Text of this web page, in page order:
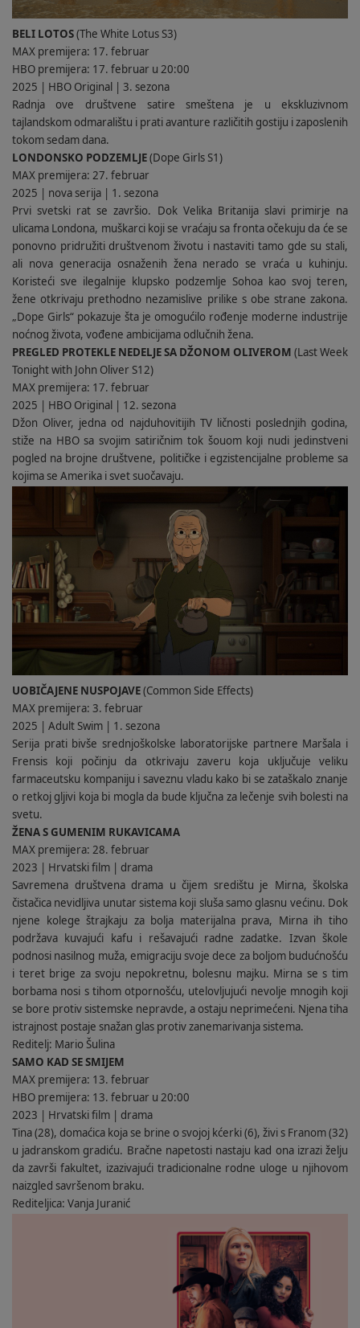
BELI LOTOS(The White Lotus S3)
MAX premijera: 17. februar
HBO premijera: 17. februar u 20:00
2025 | HBO Original | 3. sezona
Radnja ove društvene satire smeštena je u ekskluzivnom
tajlandskom odmaralištu i prati avanture različitih gostiju i zaposlenih
tokom sedam dana.
LONDONSKO PODZEMLJE(Dope Girls S1)
MAX premijera: 27. februar
2025 | nova serija | 1. sezona
Prvi svetski rat se završio. Dok Velika Britanija slavi primirje na
ulicama Londona, muškarci koji se vraćaju sa fronta očekuju da će se
ponovno pridružiti društvenom životu i nastaviti tamo gde su stali,
ali nova generacija osnaženih žena nerado se vraća u kuhinju.
Koristeći sve ilegalnije klupsko podzemlje Sohoa kao svoj teren,
žene otkrivaju prethodno nezamislive prilike s obe strane zakona.
„Dope Girls“ pokazuje šta je omogućilo rođenje moderne industrije
noćnog života, vođene ambicijama odlučnih žena.
PREGLED PROTEKLE NEDELJE SA DŽONOM OLIVEROM (Last Week
Tonight with John Oliver S12)
MAX premijera: 17. februar
2025 | HBO Original | 12. sezona
Džon Oliver, jedna od najduhovitijih TV ličnosti poslednjih godina,
stiže na HBO sa svojim satiričnim tok šouom koji nudi jedinstveni
pogled na brojne društvene, političke i egzistencijalne probleme sa
kojima se Amerika i svet suočavaju.
UOBIČAJENE NUSPOJAVE(Common Side Effects)
MAX premijera: 3. februar
2025 | Adult Swim | 1. sezona
Serija prati bivše srednjoškolske laboratorijske partnere Maršala i
Frensis koji počinju da otkrivaju zaveru koja uključuje veliku
farmaceutsku kompaniju i saveznu vladu kako bi se zataškalo znanje
o retkoj gljivi koja bi mogla da bude ključna za lečenje svih bolesti na
svetu.
ŽENA S GUMENIM RUKAVICAMA
MAX premijera: 28. februar
2023 | Hrvatski film | drama
Savremena društvena drama u čijem središtu je Mirna, školska
čistačica nevidljiva unutar sistema koji sluša samo glasnu većinu. Dok
njene kolege štrajkaju za bolja materijalna prava, Mirna ih tiho
podržava kuvajući kafu i rešavajući radne zadatke. Izvan škole
podnosi nasilnog muža, emigraciju svoje dece za boljom budućnošću
i teret brige za svoju nepokretnu, bolesnu majku. Mirna se s tim
borbama nosi s tihom otpornošću, utelovljujući nevolje mnogih koji
se bore protiv sistemske nepravde, a ostaju neprimećeni. Njena tiha
istrajnost postaje snažan glas protiv zanemarivanja sistema.
Reditelj: Mario Šulina
SAMO KAD SE SMIJEM
MAX premijera: 13. februar
HBO premijera: 13. februar u 20:00
2023 | Hrvatski film | drama
Tina (28), domaćica koja se brine o svojoj kćerki (6), živi s Franom (32)
u jadranskom gradiću. Bračne napetosti nastaju kad ona izrazi želju
da završi fakultet, izazivajući tradicionalne rodne uloge u njihovom
naizgled savršenom braku.
Rediteljica: Vanja Juranić